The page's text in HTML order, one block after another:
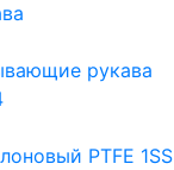
рукава
PTFE 1SS